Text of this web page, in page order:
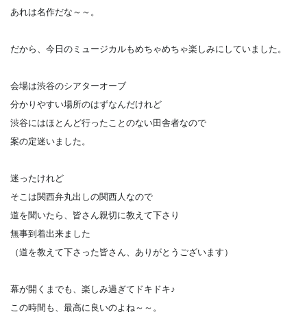
あれは名作だな～～。
だから、今日のミュージカルもめちゃめちゃ楽しみにしていました。
会場は渋谷のシアターオーブ
分かりやすい場所のはずなんだけれど
渋谷にはほとんど行ったことのない田舎者なので
案の定迷いました。
迷ったけれど
そこは関西弁丸出しの関西人なので
道を聞いたら、皆さん親切に教えて下さり
無事到着出来ました
（道を教えて下さった皆さん、ありがとうございます）
幕が開くまでも、楽しみ過ぎてドキドキ♪
この時間も、最高に良いのよね～～。